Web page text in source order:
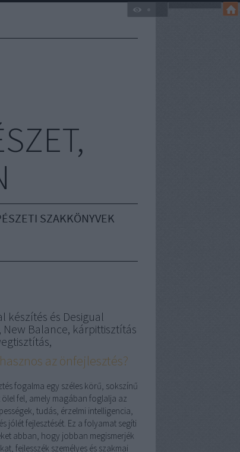
SZAKKÖNYVEK
készítés és Desigual
New Balance, kárpittisztítás
az önfejlesztés?
fogalma egy széles körű, sokszínű
fel, amely magában foglalja az
tudás, érzelmi intelligencia,
jólét fejlesztését. Ez a folyamat segíti
abban, hogy jobban megismerjék
fejlesszék személyes és szakmai